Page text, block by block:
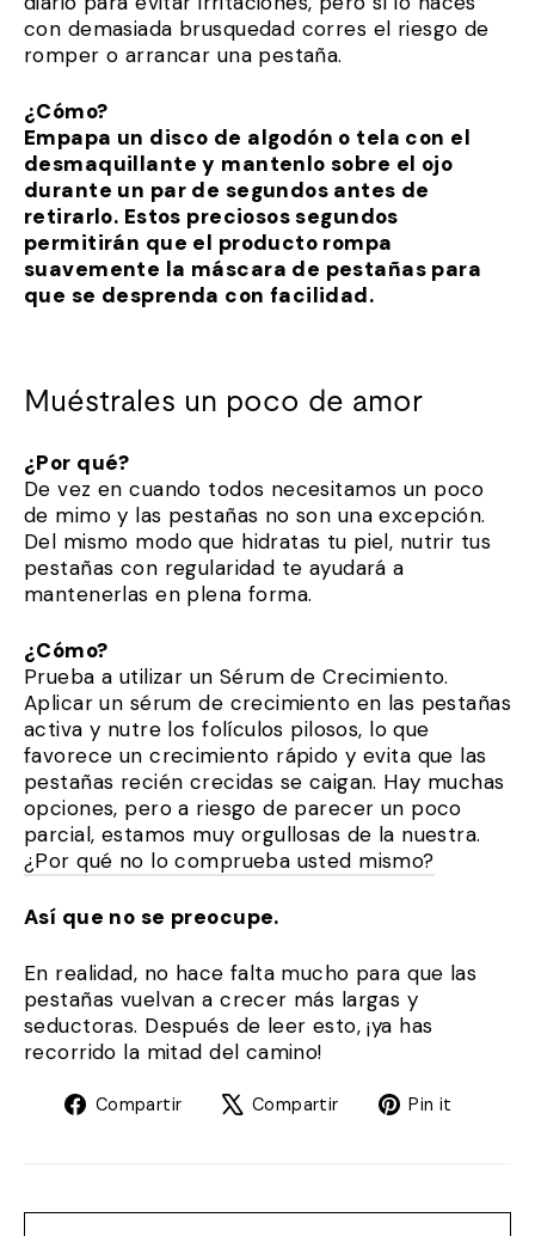
con demasiada brusquedad corres el riesgo de
romper o arrancar una pestaña.
¿Cómo?
Empapa un disco de algodón o tela con el
desmaquillante y mantenlo sobre el ojo
durante un par de segundos antes de
retirarlo. Estos preciosos segundos
permitirán que el producto rompa
suavemente la máscara de pestañas para
que se desprenda con facilidad.
Muéstrales un poco de amor
¿Por qué?
De vez en cuando todos necesitamos un poco
de mimo y las pestañas no son una excepción.
Del mismo modo que hidratas tu piel, nutrir tus
pestañas con regularidad te ayudará a
mantenerlas en plena forma.
¿Cómo?
Prueba a utilizar un Sérum de Crecimiento.
Aplicar un sérum de crecimiento en las pestañas
activa y nutre los folículos pilosos, lo que
favorece un crecimiento rápido y evita que las
pestañas recién crecidas se caigan. Hay muchas
opciones, pero a riesgo de parecer un poco
parcial, estamos muy orgullosas de la nuestra.
¿Por qué no lo comprueba usted mismo?
Así que no se preocupe.
En realidad, no hace falta mucho para que las
pestañas vuelvan a crecer más largas y
seductoras. Después de leer esto, ¡ya has
recorrido la mitad del camino!
Compartir
CompartirCompartir
TweetPin it